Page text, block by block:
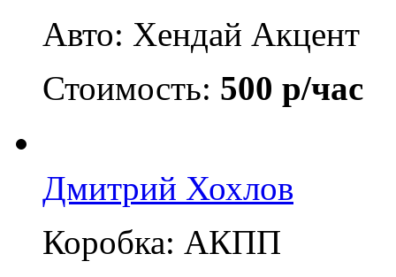
Авто: Хендай Акцент
Стоимость: 500 р/час
Дмитрий Хохлов
Коробка: АКПП